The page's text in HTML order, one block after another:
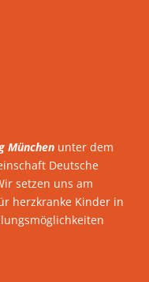
München unter dem
Deutsche
setzen uns am
herzkranke Kinder in